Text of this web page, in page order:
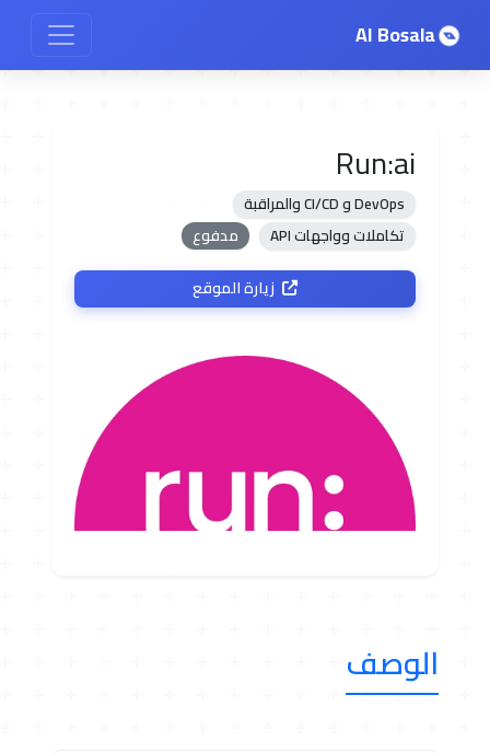
AI Bosala
Run:ai
DevOps و CI/CD والمراقبة
تكاملات وواجهات API
مدفوع
زيارة الموقع
الوصف